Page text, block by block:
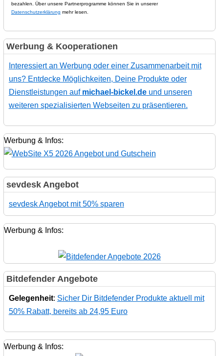
bezahlen. Über unsere Partnerprogramme können Sie in unserer
Datenschutzerklärung mehr lesen.
Werbung & Kooperationen
Interessiert an Werbung oder einer Zusammenarbeit mit
uns? Entdecke Möglichkeiten, Deine Produkte oder
Dienstleistungen auf michael-bickel.deund unseren
weiteren spezialisierten Webseiten zu präsentieren.
Werbung & Infos:
sevdesk Angebot
sevdesk Angebot mit 50% sparen
Werbung & Infos:
Bitdefender Angebote
Gelegenheit: Sicher Dir Bitdefender Produkte aktuell mit
50% Rabatt, bereits ab 24,95 Euro
Werbung & Infos: